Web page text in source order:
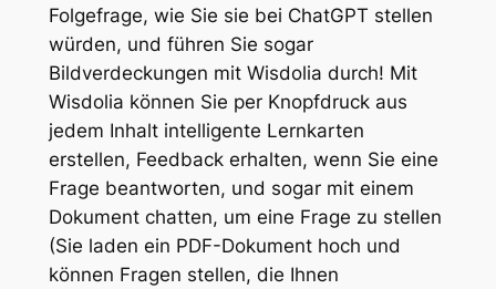
Folgefrage, wie Sie sie bei ChatGPT stellen
würden, und führen Sie sogar
Bildverdeckungen mit Wisdolia durch! Mit
Wisdolia können Sie per Knopfdruck aus
jedem Inhalt intelligente Lernkarten
erstellen, Feedback erhalten, wenn Sie eine
Frage beantworten, und sogar mit einem
Dokument chatten, um eine Frage zu stellen
(Sie laden ein PDF-Dokument hoch und
können Fragen stellen, die Ihnen